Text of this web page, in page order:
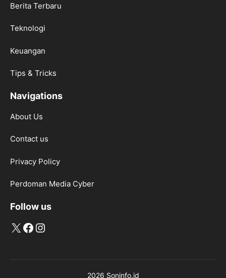
Berita Terbaru
Teknologi
Keuangan
Tips & Tricks
Navigations
About Us
Contact us
Privacy Policy
Perdoman Media Cyber
Follow us
X Facebook
Instagram
2026 Soninfo.id